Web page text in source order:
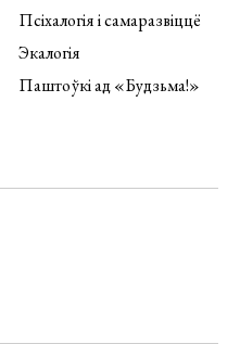
Псіхалогія і самаразвіццё
Экалогія
Паштоўкі ад «Будзьма!»